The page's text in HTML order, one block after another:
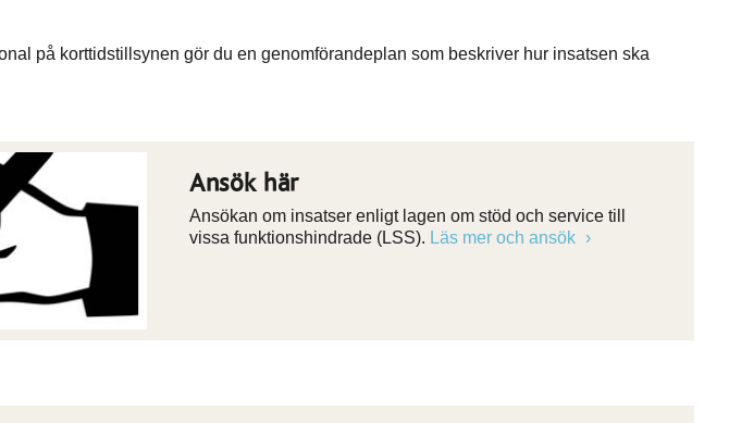
på korttidstillsynen gör du en genomförandeplan som beskriver hur insatsen ska
Ansök här
Ansökan om insatser enligt lagen om stöd och service till
vissa funktionshindrade (LSS). Läs mer och ansök